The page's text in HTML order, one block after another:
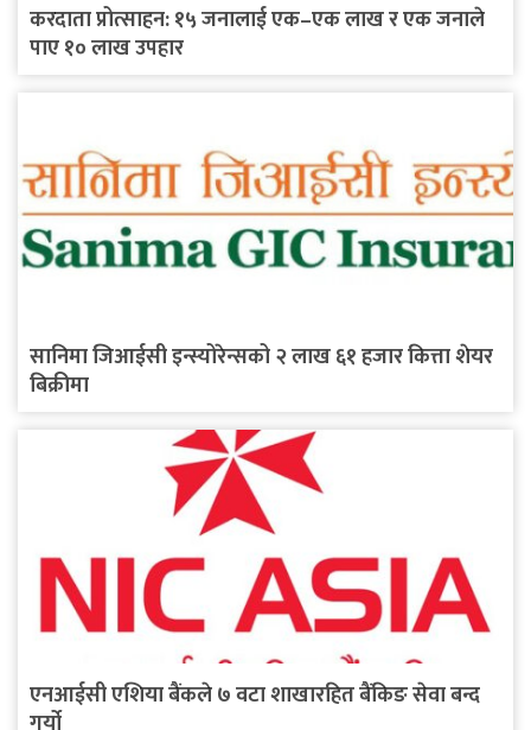
करदाता प्रोत्साहन: १५ जनालाई एक–एक लाख र एक जनाले
पाए १० लाख उपहार
सानिमा जिआईसी इन्स्योरेन्सको २ लाख ६१ हजार कित्ता शेयर
बिक्रीमा
एनआईसी एशिया बैंकले ७ वटा शाखारहित बैंकिङ सेवा बन्द